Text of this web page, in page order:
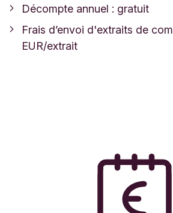
Décompte annuel : gratuit
Frais d’envoi d'extraits de
EUR/extrait